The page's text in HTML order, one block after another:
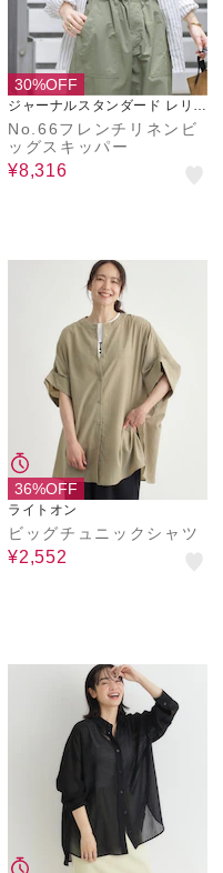
30%OFF
ジャーナルスタンダード レリュ
ーム
No.66フレンチリネンビ
ッグスキッパー
¥8,316
36%OFF
ライトオン
ビッグチュニックシャツ
¥2,552